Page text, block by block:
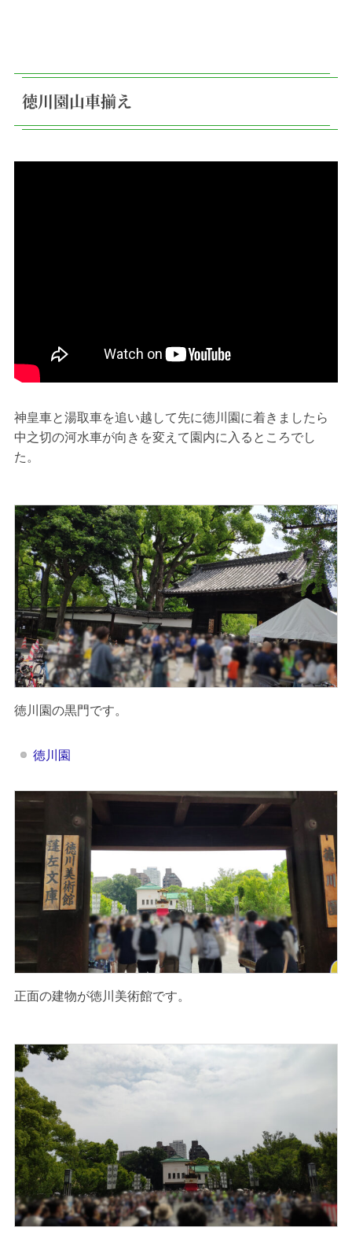
徳川園山車揃え
神皇車と湯取車を追い越して先に徳川園に着きましたら
中之切の河水車が向きを変えて園内に入るところでし
た。
徳川園の黒門です。
徳川園
正面の建物が徳川美術館です。